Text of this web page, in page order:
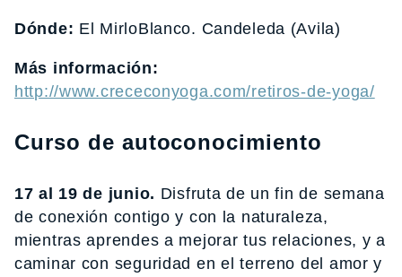
Dónde: El MirloBlanco. Candeleda (Avila)
Más información:
http://www.crececonyoga.com/retiros-de-yoga/
Curso de autoconocimiento
17 al 19 de junio. Disfruta de un fin de semana
de conexión contigo y con la naturaleza,
mientras aprendes a mejorar tus relaciones, y a
caminar con seguridad en el terreno del amor y